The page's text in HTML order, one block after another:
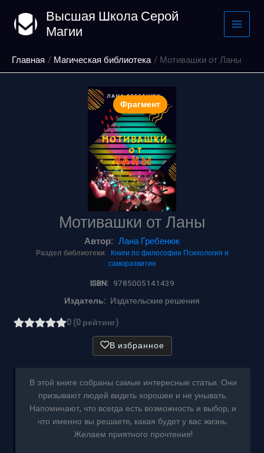
содержимому
Высшая Школа Серой
Магии
Главная Магическая библиотека Мотивашки от Ланы
Фрагмент
Мотивашки от Ланы
Автор: Лана Гребенюк
Раздел библиотеки: Книги по философии Психология и
саморазвитие
ISBN: 9785005141439
Издатель: Издательские решения
0 (0 рейтинг)
В избранное
В этой книге собраны самые интересные статьи. Они
призывают людей видеть хорошее и не унывать.
Напоминают, что всегда есть возможность и выбор, и
что именно вы решаете, какая будет у вас жизнь.
Желаем приятного прочтения!